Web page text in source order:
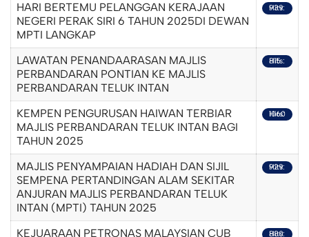
HARI BERTEMU PELANGGAN KERAJAAN
NEGERI PERAK SIRI 6 TAHUN 2025DI DEWAN
MPTI LANGKAP
Hits: 939
LAWATAN PENANDAARASAN MAJLIS
PERBANDARAN PONTIAN KE MAJLIS
PERBANDARAN TELUK INTAN
Hits: 815
KEMPEN PENGURUSAN HAIWAN TERBIAR
MAJLIS PERBANDARAN TELUK INTAN BAGI
TAHUN 2025
Hits: 1060
MAJLIS PENYAMPAIAN HADIAH DAN SIJIL
SEMPENA PERTANDINGAN ALAM SEKITAR
ANJURAN MAJLIS PERBANDARAN TELUK
INTAN (MPTI) TAHUN 2025
Hits: 929
KEJUARAAN PETRONAS MALAYSIAN CUB
Hits: 880